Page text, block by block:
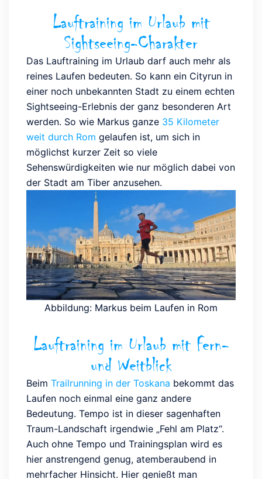
Lauftraining im Urlaub mit
Sightseeing-Charakter
Das Lauftraining im Urlaub darf auch mehr als
reines Laufen bedeuten. So kann ein Cityrun in
einer noch unbekannten Stadt zu einem echten
Sightseeing-Erlebnis der ganz besonderen Art
werden. So wie Markus ganze 35 Kilometer
weit durch Rom gelaufen ist, um sich in
möglichst kurzer Zeit so viele
Sehenswürdigkeiten wie nur möglich dabei von
der Stadt am Tiber anzusehen.
Abbildung: Markus beim Laufen in Rom
Lauftraining im Urlaub mit Fern-
und Weitblick
Beim Trailrunning in der Toskana bekommt das
Laufen noch einmal eine ganz andere
Bedeutung. Tempo ist in dieser sagenhaften
Traum-Landschaft irgendwie „Fehl am Platz“.
Auch ohne Tempo und Trainingsplan wird es
hier anstrengend genug, atemberaubend in
mehrfacher Hinsicht. Hier genießt man